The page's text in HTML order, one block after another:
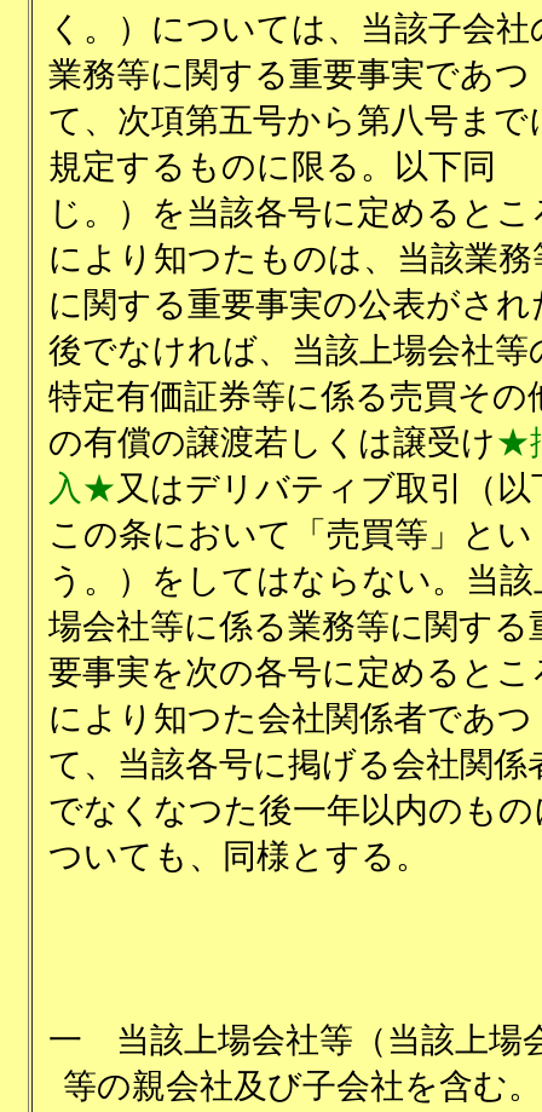
く。）については、当該子会社
業務等に関する重要事実であつ
て、次項第五号から第八号まで
規定するものに限る。以下同
じ。）を当該各号に定めるとこ
により知つたものは、当該業務
に関する重要事実の公表がされ
後でなければ、当該上場会社等
特定有価証券等に係る売買その
の有償の譲渡若しくは譲受け★
入★又はデリバティブ取引（以
この条において「売買等」とい
う。）をしてはならない。当該
場会社等に係る業務等に関する
要事実を次の各号に定めるとこ
により知つた会社関係者であつ
て、当該各号に掲げる会社関係
でなくなつた後一年以内のもの
ついても、同様とする。
一
当該上場会社等（当該上場
等の親会社及び子会社を含む